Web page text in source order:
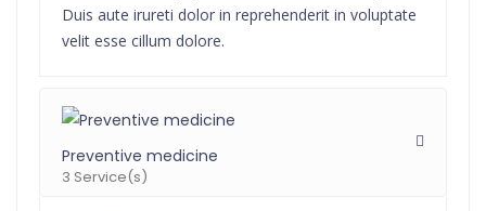
Duis aute irureti dolor in reprehenderit in voluptate
velit esse cillum dolore.
Preventive medicine
3 Service(s)